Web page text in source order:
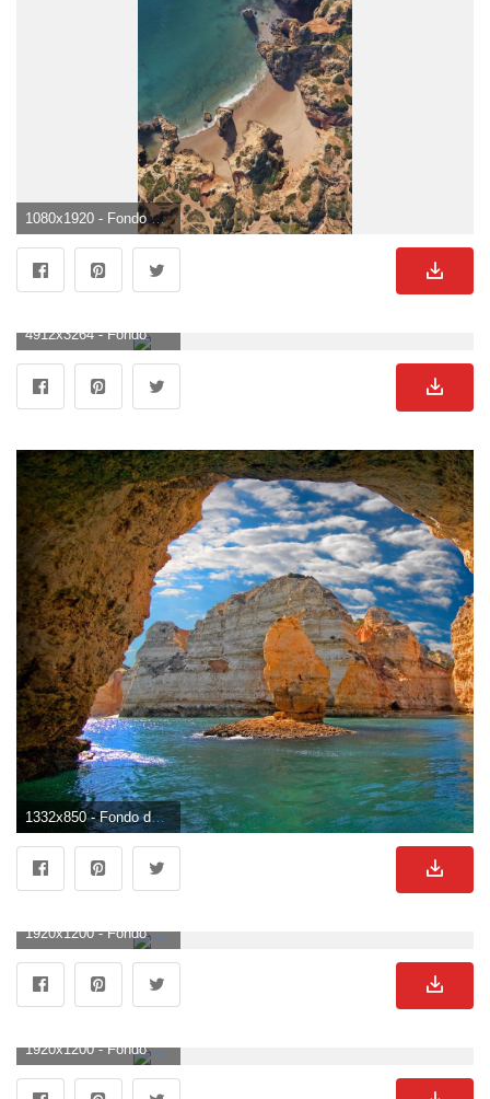
1080x1920 - Fondo de pantalla de 1080x1920. Wallpaper de lagos.
4912x3264 - Fondo de pantalla de 4912x3264. Fondo para computadora de lagos.
1332x850 - Fondo de pantalla de 1332x850. Imágen de lagos.
1920x1200 - Fondo de pantalla de 1920x1200. Imágen de lagos.
1920x1200 - Fondo de pantalla de 1920x1200. Wallpaper para escritorio de lagos.